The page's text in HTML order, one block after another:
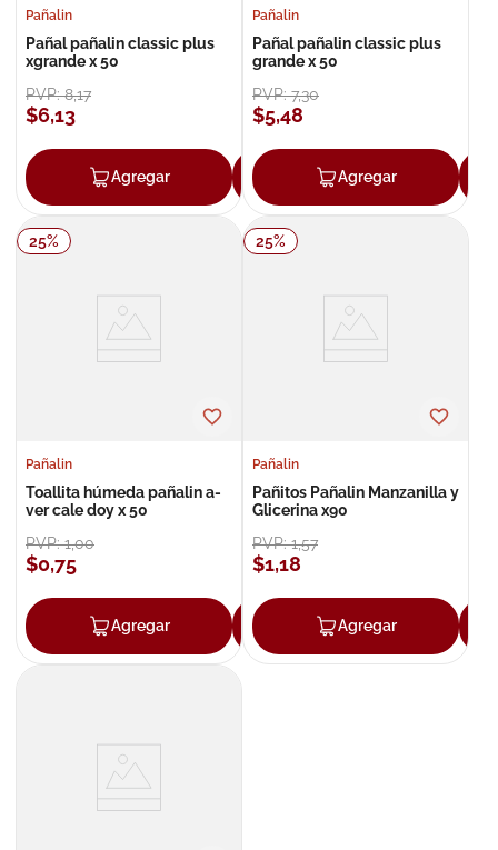
Pañalin
Pañal pañalin classic plus
xgrande x 50
PVP:8,17
$6,13
Agregar Agregar
Pañalin
Pañal pañalin classic plus
grande x 50
PVP:7,30
$5,48
Agregar
25%
Pañalin
Toallita húmeda pañalin a-
ver cale doy x 50
PVP:1,00
$0,75
Agregar Agregar
25%
Pañalin
Pañitos Pañalin Manzanilla y
Glicerina x90
PVP:1,57
$1,18
Agregar